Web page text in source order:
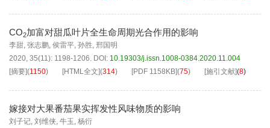
CO2加富对甜瓜叶片全生命周期光合作用的影响
李甜, 张志鹏, 侯雷平, 孙胜, 邢国明
2020, 35(11): 1198-1206. DOI: 10.19303/j.issn.1008-0384.2020.11.004
[摘要](1150) [HTML全文](314) [PDF 1158KB](75) [施引文献](8)
嫁接对大果番茄果实挥发性风味物质的影响
刘子记, 刘维侠, 牛玉, 杨衍